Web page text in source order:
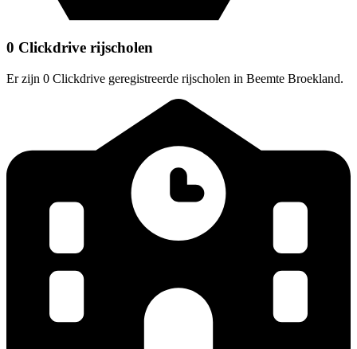
0 Clickdrive rijscholen
Er zijn 0 Clickdrive geregistreerde rijscholen in Beemte Broekland.